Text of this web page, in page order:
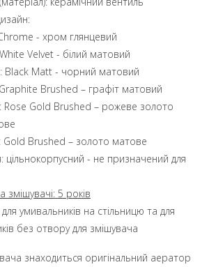
- хром глянцевий
Velvet - білий матовий
Black Matt - чорний матовий
Brushed – графіт матовий
Rose Gold Brushed – рожеве золото
Gold Brushed – золото матове
цільнокорпусний - не призначений для
змішувачі: 5 років
для умивальників на стільницю та для
без отвору для змішувача
знаходиться оригінальний аератор